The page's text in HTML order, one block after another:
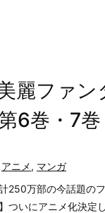
麗ファ
6巻・7
アニメ, マンガ
250万部の今話題の
ついにアニメ化決定